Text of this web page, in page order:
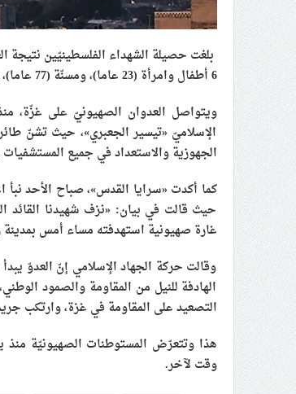
6 أطفال وامرأة (23 عاما)، ومسنّة (77 عاما)، وأصيب أكثر من 200 مواطنين آخرين.
ويتواصل العدوان الصهيونيّ على غزّة،
الإسلاميّ «تيسير الجعبري»، حيث تشنّ
الجهوزية والاستعداد في جميع
كما أكدت «سرايا القدس»، صباح الأحد نبأ
حيث قالت في بيان: «نزف شهيدنا القائد
غارة صهيونية استهدفته مساء أمس
وقالت حركة الجهاد الإسلامي إنّ العدوّ
الهادفة للنيل من المقاومة والصمود
التصعيد على المقاومة في غزة، وارتكب
هذا وتتعرّض المستوطنات الصهيونيّة
وقت لآخر.